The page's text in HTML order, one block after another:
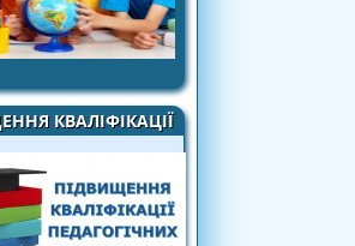
КВАЛІФІКАЦІЇ